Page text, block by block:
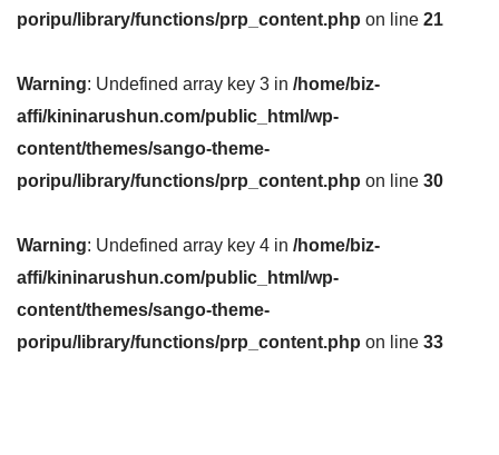
poripu/library/functions/prp_content.php on line 21
Warning: Undefined array key 3 in /home/biz-
affi/kininarushun.com/public_html/wp-
content/themes/sango-theme-
poripu/library/functions/prp_content.php on line 30
Warning: Undefined array key 4 in /home/biz-
affi/kininarushun.com/public_html/wp-
content/themes/sango-theme-
poripu/library/functions/prp_content.php on line 33